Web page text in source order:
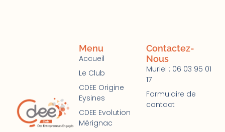
Menu
Accueil
Le Club
CDEE Origine
Eysines
CDEE Evolution
Mérignac
Contactez-
Nous
Muriel : 06 03 95 01
17
Formulaire de
contact